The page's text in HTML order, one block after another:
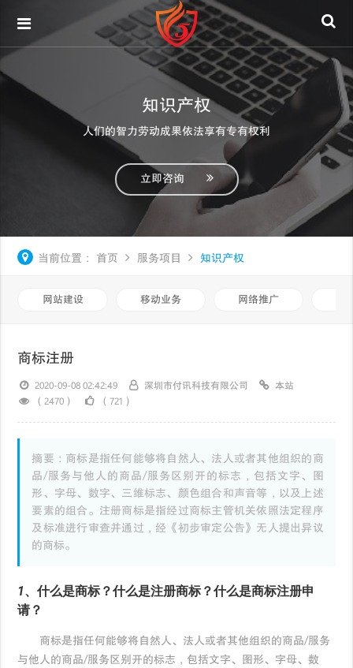
知识产权
人们的智力劳动成果依法享有专有权利
立即咨询
当前位置： 首页 服务项目 知识产权
网站建设 移动业务 网络推广
商标注册
2020-09-08 02:42:49 深圳市付讯科技有限公司
本站
（2470）
（721）
摘要：商标是指任何能够将自然人、法人或者其他组织的商
品/服务与他人的商品/服务区别开的标志，包括文字、图
形、字母、数字、三维标志、颜色组合和声音等，以及上述
要素的组合。注册商标是指经过商标主管机关依照法定程序
及标准进行审查并通过，经《初步审定公告》无人提出异议
的商标。
1、什么是商标？什么是注册商标？什么是商标注册申
请？
商标是指任何能够将自然人、法人或者其他组织的商品/服务
与他人的商品/服务区别开的标志，包括文字、图形、字母、数